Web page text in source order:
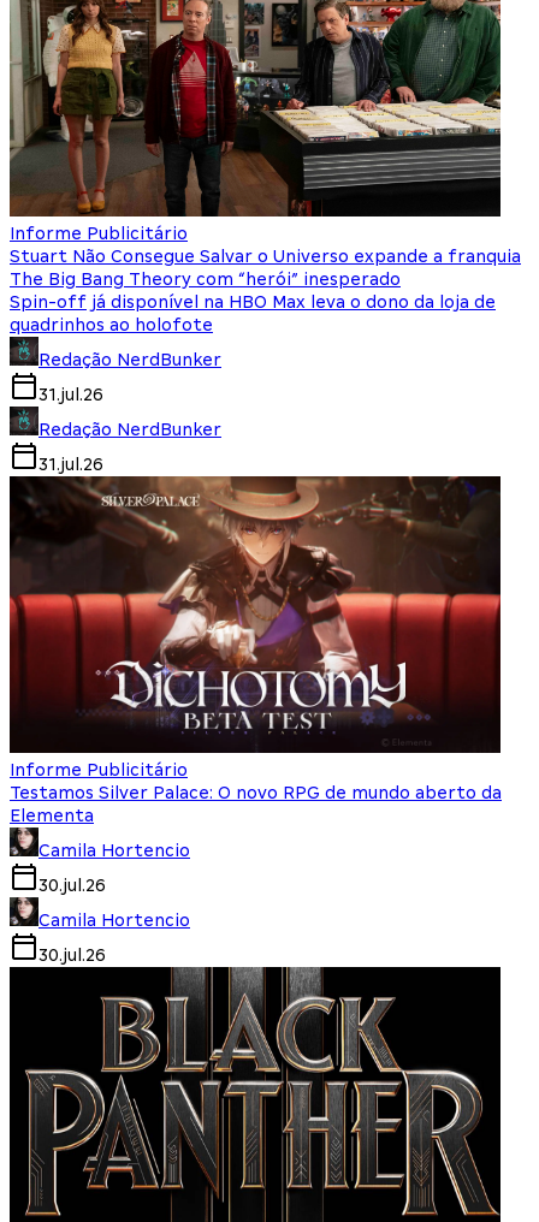
Informe Publicitário
Stuart Não Consegue Salvar o Universo expande a franquia
The Big Bang Theory com “herói” inesperado
Spin-off já disponível na HBO Max leva o dono da loja de
quadrinhos ao holofote
Redação NerdBunker
31.jul.26
Redação NerdBunker
31.jul.26
Informe Publicitário
Testamos Silver Palace: O novo RPG de mundo aberto da
Elementa
Camila Hortencio
30.jul.26
Camila Hortencio
30.jul.26